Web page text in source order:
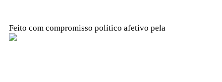
Feito com compromisso político afetivo pela